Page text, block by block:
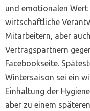
und emotionalen Wert
wirtschaftliche
Mitarbeitern, aber
Vertragspartnern
Facebookseite.
Wintersaison sei ein
Einhaltung der
aber zu einem